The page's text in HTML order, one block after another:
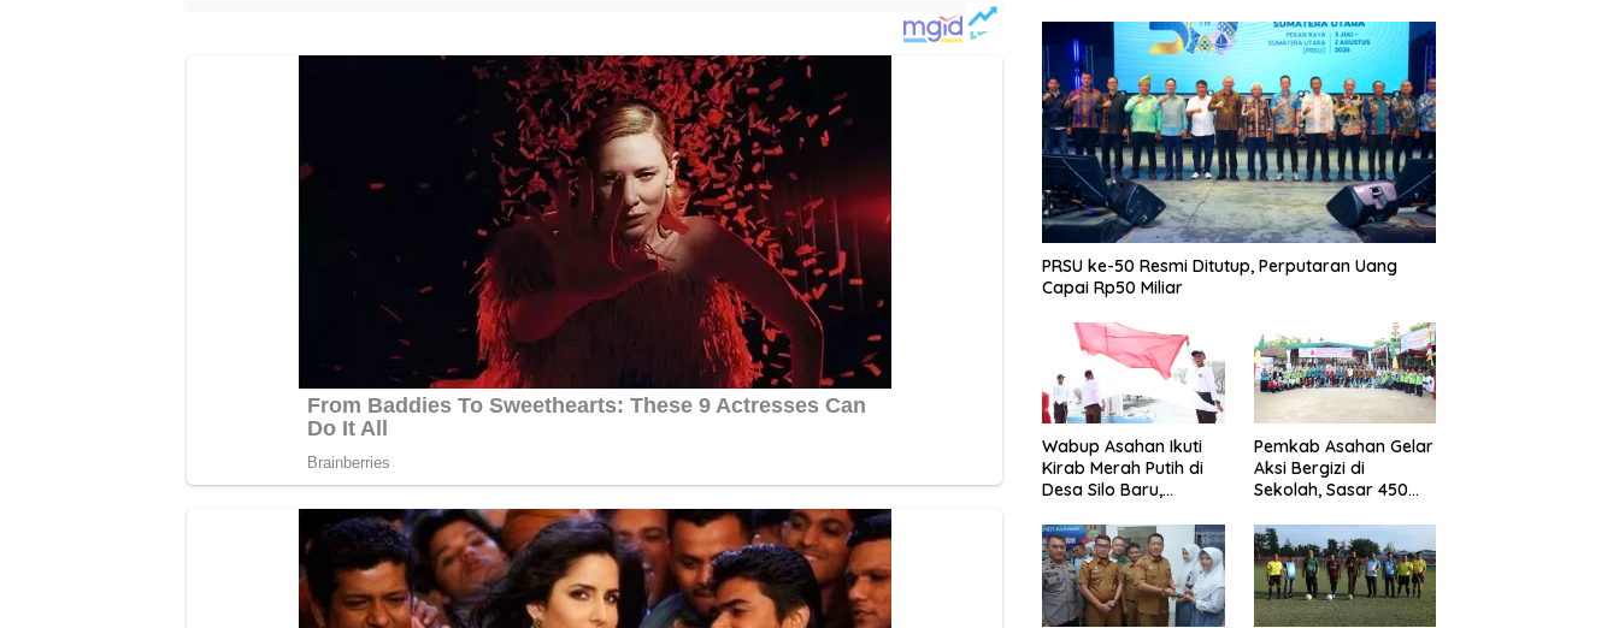
PRSU ke-50 Resmi Ditutup, Perputaran Uang
Capai Rp50 Miliar
Wabup Asahan Ikuti
Kirab Merah Putih di
Desa Silo Baru,
Menggema
Pemkab Asahan Gelar
Aksi Bergizi di
Sekolah, Sasar 450
Stunting